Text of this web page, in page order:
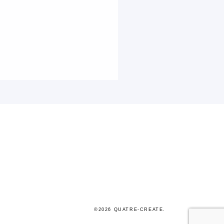
©2026 QUATRE-CREATE.